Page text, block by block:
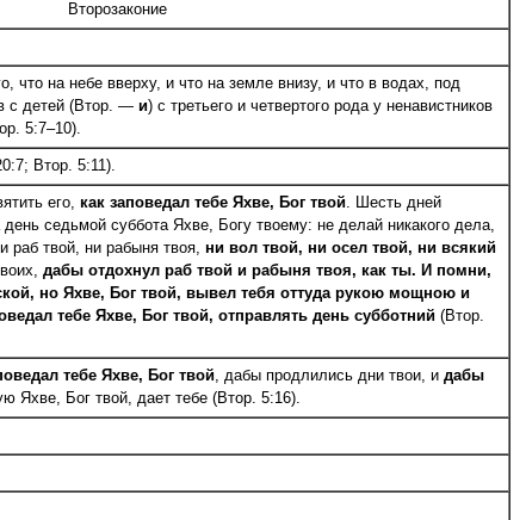
Второзаконие
что на небе вверху, и что на земле внизу, и что в водах, под
с детей (Втор. —и) с третьего и четвертого рода у ненавистников
5:7–10).
Втор. 5:11).
его,как заповедал тебе Яхве, Бог твой. Шесть дней
день седьмой суббота Яхве, Богу твоему: не делай никакого дела,
раб твой, ни рабыня твоя,ни вол твой, ни осел твой, ни всякий
дабы отдохнул раб твой и рабыня твоя, как ты. И помни,
но Яхве, Бог твой, вывел тебя оттуда рукою мощною и
тебе Яхве, Бог твой, отправлять день субботний (Втор.
тебе Яхве, Бог твой, дабы продлились дни твои, идабы
Яхве, Бог твой, дает тебе (Втор. 5:16).